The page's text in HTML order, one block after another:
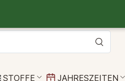
STOFFE JAHRESZEITEN